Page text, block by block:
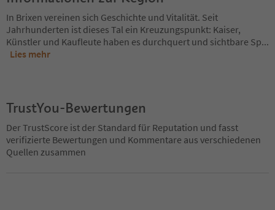
In Brixen vereinen sich Geschichte und Vitalität. Seit
Jahrhunderten ist dieses Tal ein Kreuzungspunkt: Kaiser,
Künstler und Kaufleute haben es durchquert und sichtbare Sp...
Lies mehr
TrustYou-Bewertungen
Der TrustScore ist der Standard für Reputation und fasst
verifizierte Bewertungen und Kommentare aus verschiedenen
Quellen zusammen